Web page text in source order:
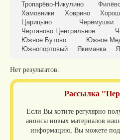
Тропарёво-Никулино
Хамовники
Ховрино
Царицыно
Черёмушки
Чертаново Центральное
Южное Бутово
Южное
Южнопортовый
Якиманка
Нет результатов.
Рассылка
Если Вы хотите регулярно
анонсы новых материалов
информацию, Вы можете